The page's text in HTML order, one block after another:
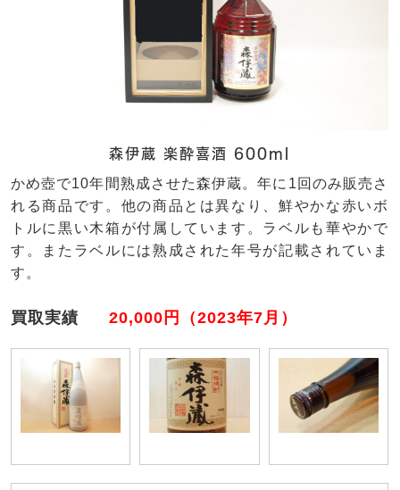
森伊蔵 楽酔喜酒 600ml
かめ壺で10年間熟成させた森伊蔵。年に1回のみ販売さ
れる商品です。他の商品とは異なり、鮮やかな赤いボ
トルに黒い木箱が付属しています。ラベルも華やかで
す。またラベルには熟成された年号が記載されていま
す。
買取実績 20,000円（2023年7月）